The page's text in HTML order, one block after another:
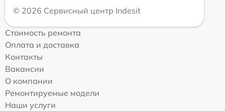
© 2026 Сервисный центр Indesit
Стоимость ремонта
Оплата и доставка
Контакты
Вакансии
О компании
Ремонтируемые модели
Наши услуги